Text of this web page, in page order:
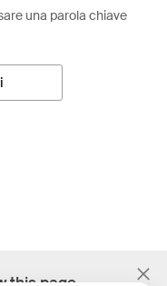
una parola chiave